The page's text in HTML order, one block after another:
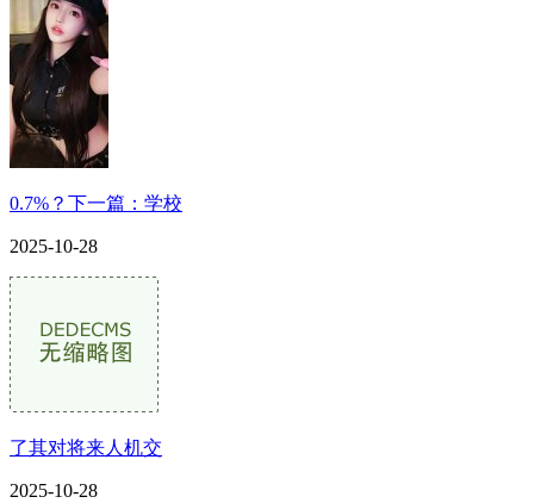
0.7%？下一篇：学校
2025-10-28
了其对将来人机交
2025-10-28